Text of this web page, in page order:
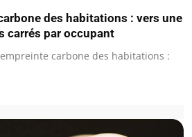
des habitations : vers une
carrés par occupant
carbone des habitations :